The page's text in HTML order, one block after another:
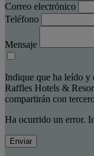
Correo electrónico
Teléfono
Mensaje
Indique que ha leído y
Raffles Hotels &
compartirán con
Ha ocurrido un error.
Enviar